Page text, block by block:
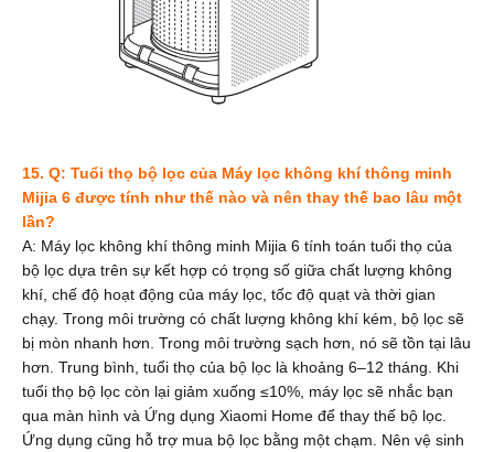
15. Q: Tuổi thọ bộ lọc của Máy lọc không khí thông minh
Mijia 6 được tính như thế nào và nên thay thế bao lâu một
lần?
A: Máy lọc không khí thông minh Mijia 6 tính toán tuổi thọ của
bộ lọc dựa trên sự kết hợp có trọng số giữa chất lượng không
khí, chế độ hoạt động của máy lọc, tốc độ quạt và thời gian
chạy. Trong môi trường có chất lượng không khí kém, bộ lọc sẽ
bị mòn nhanh hơn. Trong môi trường sạch hơn, nó sẽ tồn tại lâu
hơn. Trung bình, tuổi thọ của bộ lọc là khoảng 6–12 tháng. Khi
tuổi thọ bộ lọc còn lại giảm xuống ≤10%, máy lọc sẽ nhắc bạn
qua màn hình và Ứng dụng Xiaomi Home để thay thế bộ lọc.
Ứng dụng cũng hỗ trợ mua bộ lọc bằng một chạm. Nên vệ sinh